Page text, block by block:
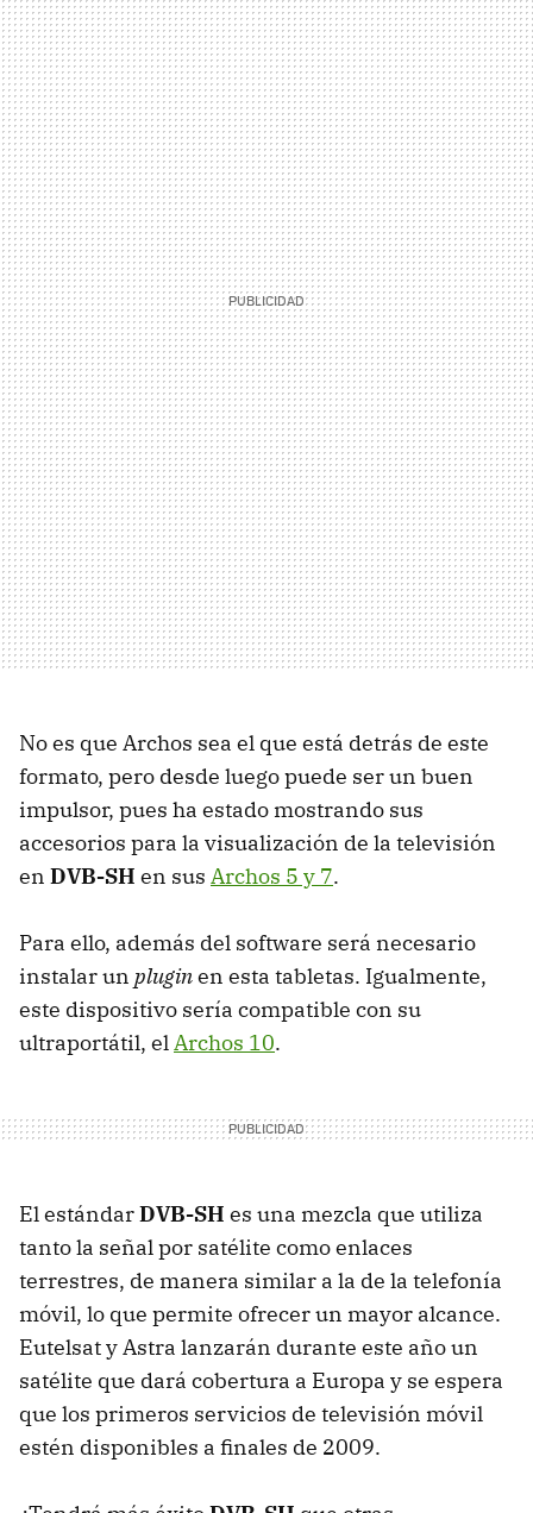
No es que Archos sea el que está detrás de este
formato, pero desde luego puede ser un buen
impulsor, pues ha estado mostrando sus
accesorios para la visualización de la televisión
en DVB-SH en sus Archos 5 y 7.
Para ello, además del software será necesario
instalar un pluginen esta tabletas. Igualmente,
este dispositivo sería compatible con su
ultraportátil, elArchos 10.
El estándarDVB-SH es una mezcla que utiliza
tanto la señal por satélite como enlaces
terrestres, de manera similar a la de la telefonía
móvil, lo que permite ofrecer un mayor alcance.
Eutelsat y Astra lanzarán durante este año un
satélite que dará cobertura a Europa y se espera
que los primeros servicios de televisión móvil
estén disponibles a finales de 2009.